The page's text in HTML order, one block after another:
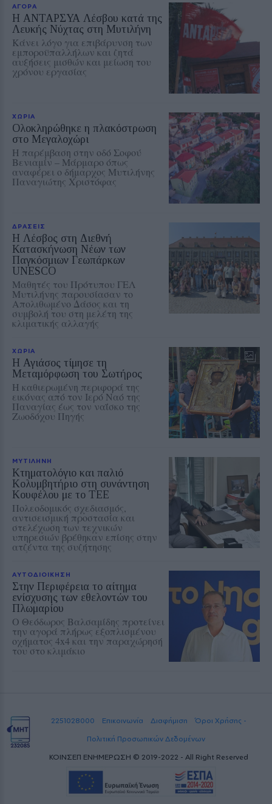
ΑΓΟΡΑ
Η ΑΝΤΑΡΣΥΑ Λέσβου κατά της
Λευκής Νύχτας στη Μυτιλήνη
Κάνει λόγο για επιβάρυνση των
εμποροϋπαλλήλων και ζητά
αυξήσεις μισθών και μείωση του
χρόνου εργασίας
ΧΩΡΙΑ
Ολοκληρώθηκε η πλακόστρωση
στο Μεγαλοχώρι
Η παρέμβαση στην οδό Σοφού
Βενιαμίν – Μάρμαρο όπως
αναφέρει ο δήμαρχος Μυτιλήνης
Παναγιώτης Χριστόφας
ΔΡΑΣΕΙΣ
Η Λέσβος στη Διεθνή
Κατασκήνωση Νέων των
Παγκόσμιων Γεωπάρκων
UNESCO
Μαθητές του Πρότυπου ΓΕΛ
Μυτιλήνης παρουσίασαν το
Απολιθωμένο Δάσος και τη
συμβολή του στη μελέτη της
κλιματικής αλλαγής
ΧΩΡΙΑ
Η Αγιάσος τίμησε τη
Μεταμόρφωση του Σωτήρος
Η καθιερωμένη περιφορά της
εικόνας από τον Ιερό Ναό της
Παναγίας έως τον ναΐσκο της
Ζωοδόχου Πηγής
ΜΥΤΙΛΗΝΗ
Κτηματολόγιο και παλιό
Κολυμβητήριο στη συνάντηση
Κουφέλου με το ΤΕΕ
Πολεοδομικός σχεδιασμός,
αντισεισμική προστασία και
στελέχωση των τεχνικών
υπηρεσιών βρέθηκαν επίσης στην
ατζέντα της συζήτησης
ΑΥΤΟΔΙΟΙΚΗΣΗ
Στην Περιφέρεια το αίτημα
ενίσχυσης των εθελοντών του
Πλωμαρίου
Ο Θεόδωρος Βαλσαμίδης προτείνει
την αγορά πλήρως εξοπλισμένου
οχήματος 4x4 και την παραχώρησή
του στο κλιμάκιο
2251028000 Επικοινωνία Διαφήμιση
Όροι Χρήσης -
Πολιτική Προσωπικών Δεδομένων
ΚΟΙΝΣΕΠ ΕΝΗΜΕΡΩΣΗ © 2019-2022 - All Right Reserved